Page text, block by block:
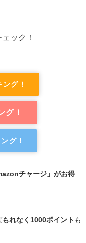
ック！
グ！
グ！
グ！
チャージ」がお得
もれなく1000ポイント も